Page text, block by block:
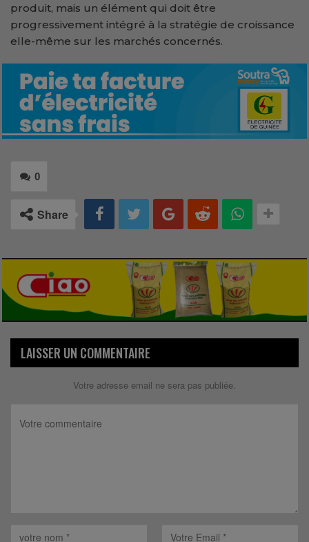
produit, mais un élément qui doit être
progressivement intégré à la stratégie de croissance
elle-même sur les marchés concernés.
0
Share
LAISSER UN COMMENTAIRE
Votre adresse email ne sera pas publiée.